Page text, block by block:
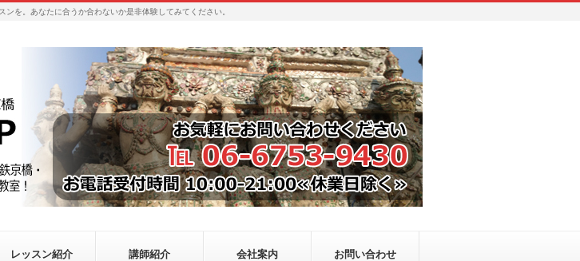
を。あなたに合うか合わないか是非体験してみてください。
レッスン紹介 講師紹介 会社案内 お問い合わせ